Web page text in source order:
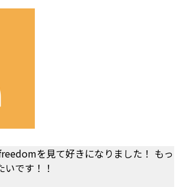
を見て好きになりました！ もっ
いです！！